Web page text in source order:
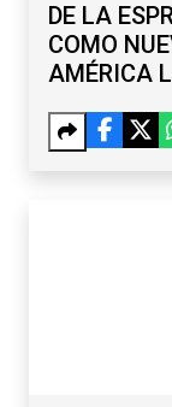
DE LA
COMO
AMÉRICA